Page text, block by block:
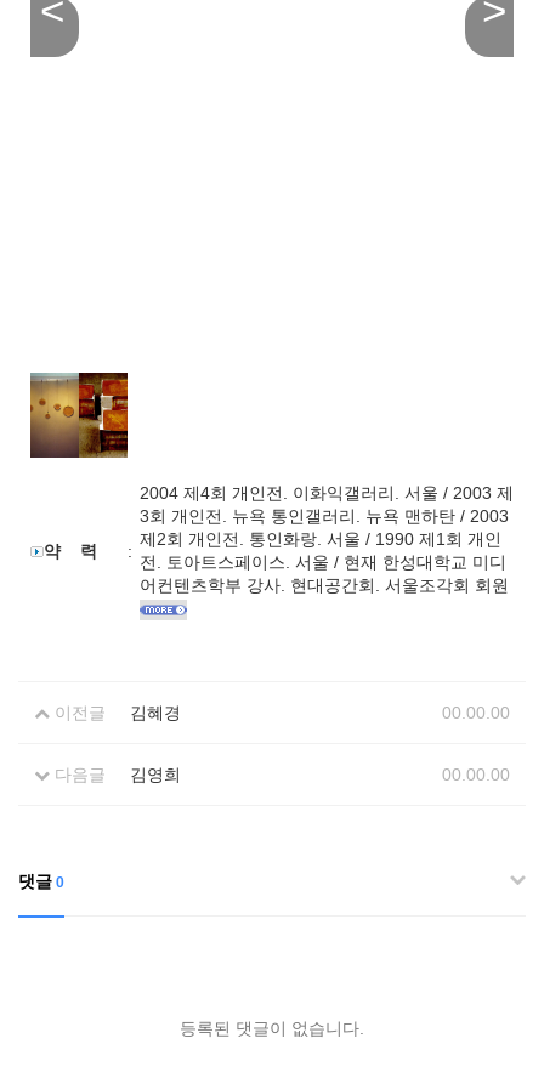
< >
약 력 :
2004 제4회 개인전. 이화익갤러리. 서울 / 2003 제
3회 개인전. 뉴욕 통인갤러리. 뉴욕 맨하탄 / 2003
제2회 개인전. 통인화랑. 서울 / 1990 제1회 개인
전. 토아트스페이스. 서울 / 현재 한성대학교 미디
어컨텐츠학부 강사. 현대공간회. 서울조각회 회원
이전글 김혜경 00.00.00
다음글 김영희 00.00.00
댓글 0
등록된 댓글이 없습니다.